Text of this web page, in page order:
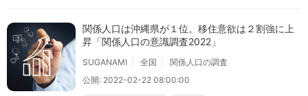
関係人口は沖縄県が１位。移住意欲は２割強に上
昇「関係人口の意識調査2022」
SUGANAMI 全国
関係人口の調査
公開: 2022-02-22 08:00:00